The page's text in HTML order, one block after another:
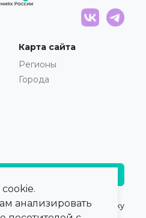
Карта сайта
Регионы
Города
© 2021 — 2026,ПроКлинику
анализировать